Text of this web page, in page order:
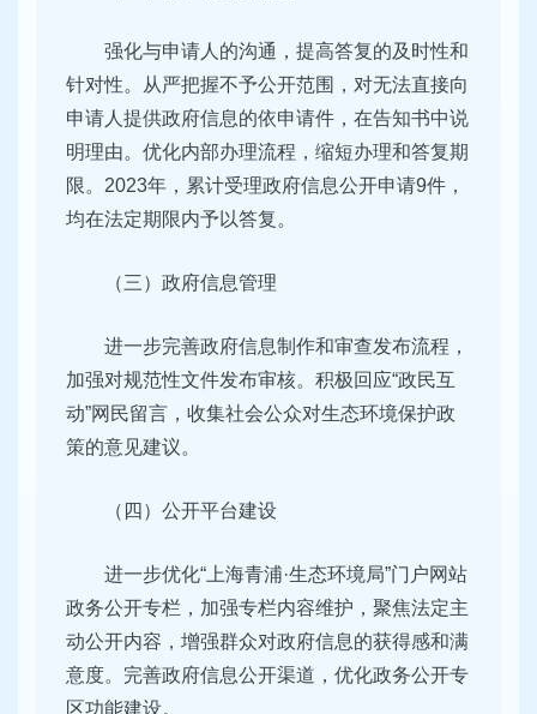
强化与申请人的沟通，提高答复的及时性和
针对性。从严把握不予公开范围，对无法直接向
申请人提供政府信息的依申请件，在告知书中说
明理由。优化内部办理流程，缩短办理和答复期
限。2023年，累计受理政府信息公开申请9件，
均在法定期限内予以答复。
（三）政府信息管理
进一步完善政府信息制作和审查发布流程，
加强对规范性文件发布审核。积极回应“政民互
动”网民留言，收集社会公众对生态环境保护政
策的意见建议。
（四）公开平台建设
进一步优化“上海青浦·生态环境局”门户网站
政务公开专栏，加强专栏内容维护，聚焦法定主
动公开内容，增强群众对政府信息的获得感和满
意度。完善政府信息公开渠道，优化政务公开专
区功能建设。